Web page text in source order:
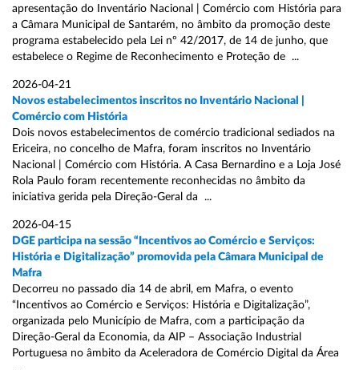
apresentação do Inventário Nacional | Comércio com História para
a Câmara Municipal de Santarém, no âmbito da promoção deste
programa estabelecido pela Lei nº 42/2017, de 14 de junho, que
estabelece o Regime de Reconhecimento e Proteção de ...
2026-04-21
Novos estabelecimentos inscritos no Inventário Nacional |
Comércio com História
Dois novos estabelecimentos de comércio tradicional sediados na
Ericeira, no concelho de Mafra, foram inscritos no Inventário
Nacional | Comércio com História. A Casa Bernardino e a Loja José
Rola Paulo foram recentemente reconhecidas no âmbito da
iniciativa gerida pela Direção-Geral da ...
2026-04-15
DGE participa na sessão “Incentivos ao Comércio e Serviços:
História e Digitalização” promovida pela Câmara Municipal de
Mafra
Decorreu no passado dia 14 de abril, em Mafra, o evento
“Incentivos ao Comércio e Serviços: História e Digitalização”,
organizada pelo Município de Mafra, com a participação da
Direção-Geral da Economia, da AIP – Associação Industrial
Portuguesa no âmbito da Aceleradora de Comércio Digital da Área